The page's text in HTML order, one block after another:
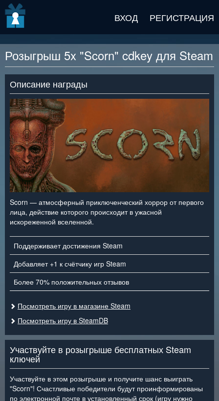
ВХОД РЕГИСТРАЦИЯ
Розыгрыш 5x "Scorn" cdkey для Steam
Описание награды
Scorn — атмосферный приключенческий хоррор от первого
лица, действие которого происходит в ужасной
искореженной вселенной.
Поддерживает достижения Steam
Добавляет +1 к счётчику игр Steam
Более 70% положительных отзывов
Посмотреть игру в магазине Steam
Посмотреть игру в SteamDB
Участвуйте в розыгрыше бесплатных Steam
ключей
Участвуйте в этом розыгрыше и получите шанс выиграть
"Scorn"! Счастливые победители будут проинформированы
по электронной почте в установленный срок (игру нужно